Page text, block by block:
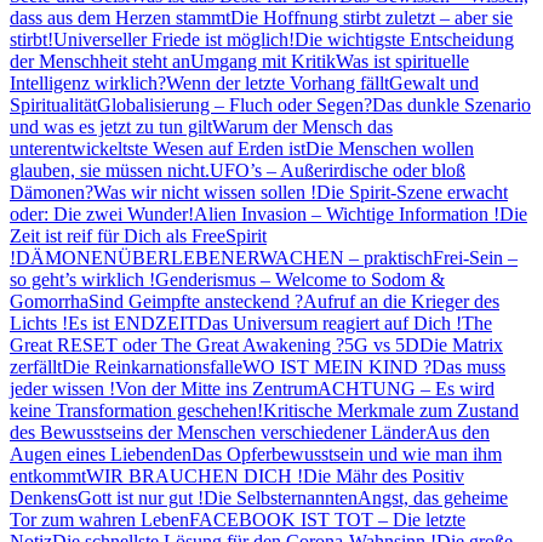
dass aus dem Herzen stammtDie Hoffnung stirbt zuletzt – aber sie
stirbt!Universeller Friede ist möglich!Die wichtigste Entscheidung
der Menschheit steht anUmgang mit KritikWas ist spirituelle
Intelligenz wirklich?Wenn der letzte Vorhang fälltGewalt und
SpiritualitätGlobalisierung – Fluch oder Segen?Das dunkle Szenario
und was es jetzt zu tun giltWarum der Mensch das
unterentwickeltste Wesen auf Erden istDie Menschen wollen
glauben, sie müssen nicht.UFO’s – Außerirdische oder bloß
Dämonen?Was wir nicht wissen sollen !Die Spirit-Szene erwacht
oder: Die zwei Wunder!Alien Invasion – Wichtige Information !Die
Zeit ist reif für Dich als FreeSpirit
!DÄMONENÜBERLEBENERWACHEN – praktischFrei-Sein –
so geht’s wirklich !Genderismus – Welcome to Sodom &
GomorrhaSind Geimpfte ansteckend ?Aufruf an die Krieger des
Lichts !Es ist ENDZEITDas Universum reagiert auf Dich !The
Great RESET oder The Great Awakening ?5G vs 5DDie Matrix
zerfälltDie ReinkarnationsfalleWO IST MEIN KIND ?Das muss
jeder wissen !Von der Mitte ins ZentrumACHTUNG – Es wird
keine Transformation geschehen!Kritische Merkmale zum Zustand
des Bewusstseins der Menschen verschiedener LänderAus den
Augen eines LiebendenDas Opferbewusstsein und wie man ihm
entkommtWIR BRAUCHEN DICH !Die Mähr des Positiv
DenkensGott ist nur gut !Die SelbsternanntenAngst, das geheime
Tor zum wahren LebenFACEBOOK IST TOT – Die letzte